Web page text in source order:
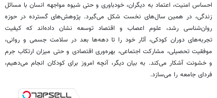
احساس امنیت، اعتماد به دیگران، خودباوری و حتی شیوه مواجهه انسان با مسائل
زندگی، در همین سال‌های نخست شکل می‌گیرد. پژوهش‌های گسترده در حوزه
روان‌شناسی رشد، علوم اعصاب و اقتصاد توسعه نشان داده‌اند که کیفیت
تجربه‌های دوران کودکی، آثار خود را تا دهه‌ها بعد در سلامت جسمی و روانی،
موفقیت تحصیلی، مشارکت اجتماعی، بهره‌وری اقتصادی و حتی میزان ارتکاب جرم
و خشونت آشکار می‌کند. به بیان دیگر، آنچه امروز برای کودکان انجام می‌دهیم،
فردای جامعه را می‌سازد.